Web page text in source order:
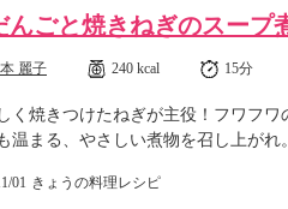
んごと焼きねぎのスープ
麗子 240 kcal 15分
く焼きつけたねぎが主役！フワフ
温まる、やさしい煮物を召し上がれ。
01 きょうの料理レシピ